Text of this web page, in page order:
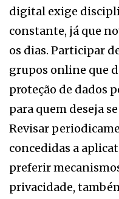
digital exige
constante, já que
os dias. Participar
grupos online que
proteção de dados
para quem deseja
Revisar
concedidas a
preferir
privacidade,